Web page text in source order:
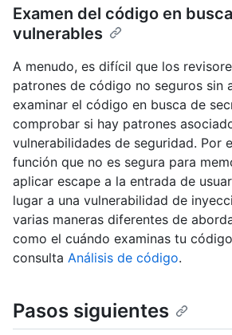
Examen del código en
vulnerables
A menudo, es difícil que los
patrones de código no seguros sin
examinar el código en busca de
comprobar si hay patrones
vulnerabilidades de seguridad. Por
función que no es segura para
aplicar escape a la entrada de
lugar a una vulnerabilidad de
varias maneras diferentes de
como el cuándo examinas tu
consulta Análisis de código.
Pasos siguientes